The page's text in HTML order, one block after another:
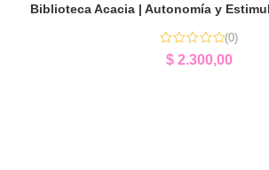
Biblioteca Acacia | Autonomía y
(0)
$2.300,00